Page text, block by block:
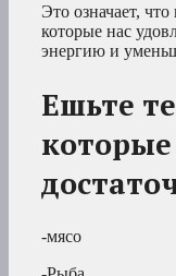
Это означает,
которые нас
энергию и
Ешьте
-мясо